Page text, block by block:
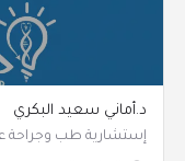
د.أماني سعيد البكري
إستشارية طب وجراحة